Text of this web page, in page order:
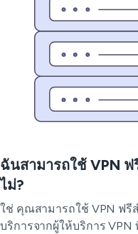
ฉันสามารถใช้ VPN ฟ
ไม่?
ใช่ คุณสามารถใช้ VPN ฟรี
บริการจากผู้ให้บริการ